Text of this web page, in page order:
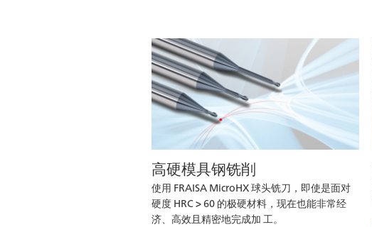
高硬模具钢铣削
使用 FRAISA MicroHX 球头铣刀，即使是面对
硬度 HRC > 60 的极硬材料，现在也能非常经
济、高效且精密地完成加 工。